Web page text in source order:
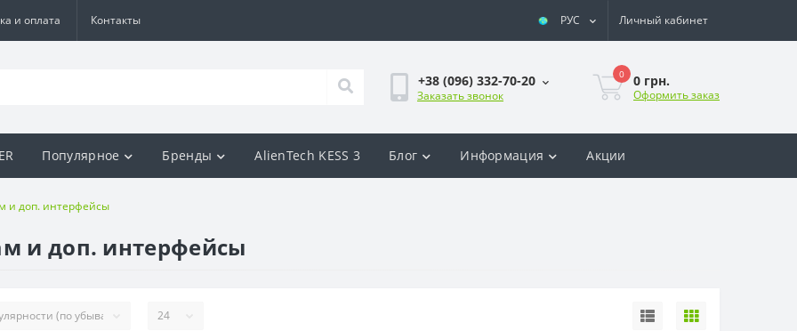
и оплата Контакты РУС Личный кабинет
+38 (096) 332-70-20
Заказать звонок
0 0 грн.
Оформить заказ
Популярное Бренды AlienTech KESS 3 Блог Информация Акции
и доп. интерфейсы
и доп. интерфейсы